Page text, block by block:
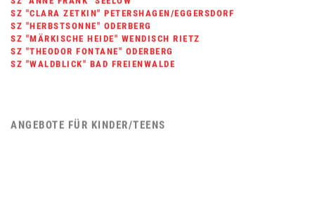
SZ "CLARA ZETKIN" PETERSHAGEN/EGGERSDORF
SZ "HERBSTSONNE" ODERBERG
SZ "MÄRKISCHE HEIDE" WENDISCH RIETZ
SZ "THEODOR FONTANE" ODERBERG
SZ "WALDBLICK" BAD FREIENWALDE